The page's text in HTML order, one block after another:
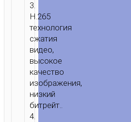
3.
H.265
технология
сжатия
видео,
высокое
качество
изображения,
низкий
битрейт..
4.